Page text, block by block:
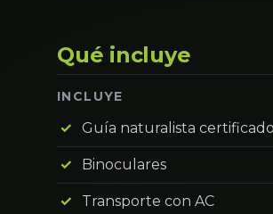
Qué incluye
INCLUYE
Guía naturalista certificado
Binoculares
Transporte con AC